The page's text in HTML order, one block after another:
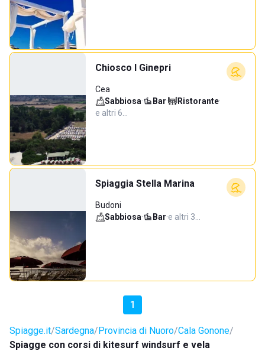
Chiosco I Ginepri
Cea
Sabbiosa· Bar· Ristorante·
e altri 6…
Spiaggia Stella Marina
Budoni
Sabbiosa· Bar·e altri 3…
1
Spiagge.it Sardegna Provincia di Nuoro Cala Gonone
Spiagge con corsi di kitesurf windsurf e vela